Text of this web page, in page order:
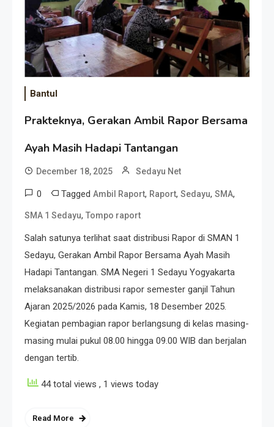
Bantul
Prakteknya, Gerakan Ambil Rapor Bersama
Ayah Masih Hadapi Tantangan
December 18, 2025 Sedayu Net
0 Tagged Ambil Raport, Raport, Sedayu, SMA,
SMA 1 Sedayu, Tompo raport
Salah satunya terlihat saat distribusi Rapor di SMAN 1
Sedayu, Gerakan Ambil Rapor Bersama Ayah Masih
Hadapi Tantangan. SMA Negeri 1 Sedayu Yogyakarta
melaksanakan distribusi rapor semester ganjil Tahun
Ajaran 2025/2026 pada Kamis, 18 Desember 2025.
Kegiatan pembagian rapor berlangsung di kelas masing-
masing mulai pukul 08.00 hingga 09.00 WIB dan berjalan
dengan tertib.
44 total views , 1 views today
Read More